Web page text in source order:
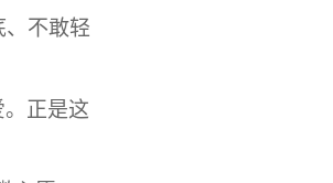
、不敢轻
正是这